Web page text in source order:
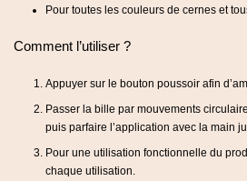
Pour toutes les couleurs de cernes et
Comment l’utiliser ?
Appuyer sur le bouton poussoir afin
Passer la bille par mouvements
puis parfaire l’application avec la main
Pour une utilisation fonctionnelle du
chaque utilisation.